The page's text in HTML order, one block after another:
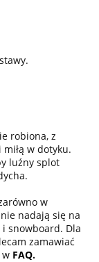
robiona, z
miłą w dotyku.
luźny splot
w
nadają się na
snowboard. Dla
zamawiać
w FAQ.